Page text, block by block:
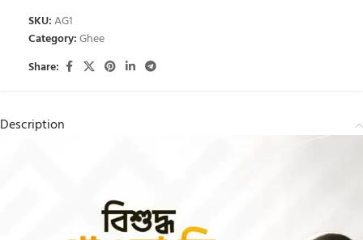
SKU:AG1
Category:Ghee
Share:
Description